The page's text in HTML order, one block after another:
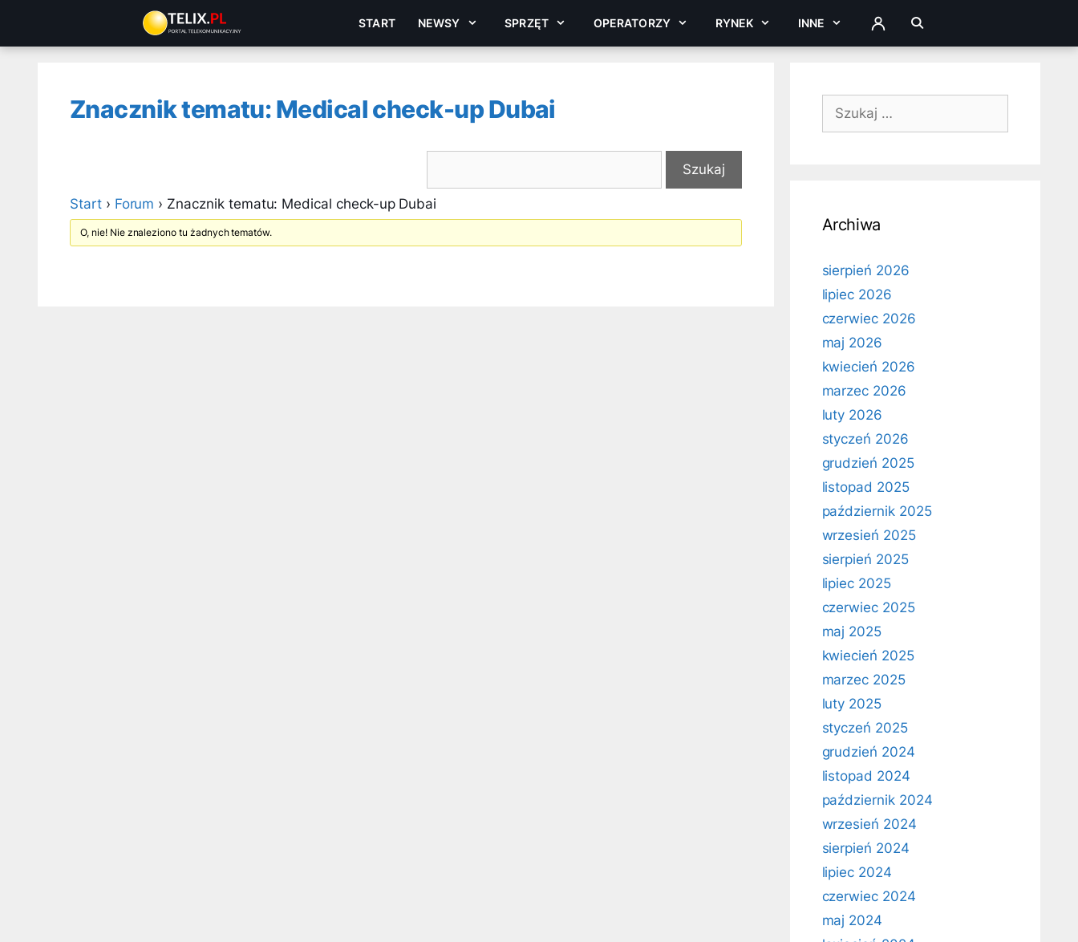
treści
START NEWSY SPRZĘT OPERATORZY RYNEK INNE ZALOGUJ
Znacznik tematu: Medical check-up Dubai
Start › Forum › Znacznik tematu: Medical check-up Dubai
O, nie! Nie znaleziono tu żadnych tematów.
Szukaj:
Archiwa
sierpień 2026
lipiec 2026
czerwiec 2026
maj 2026
kwiecień 2026
marzec 2026
luty 2026
styczeń 2026
grudzień 2025
listopad 2025
październik 2025
wrzesień 2025
sierpień 2025
lipiec 2025
czerwiec 2025
maj 2025
kwiecień 2025
marzec 2025
luty 2025
styczeń 2025
grudzień 2024
listopad 2024
październik 2024
wrzesień 2024
sierpień 2024
lipiec 2024
czerwiec 2024
maj 2024